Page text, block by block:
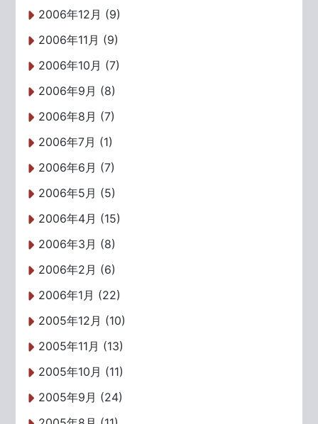
2006年12月 (9)
2006年11月 (9)
2006年10月 (7)
2006年9月 (8)
2006年8月 (7)
2006年7月 (1)
2006年6月 (7)
2006年5月 (5)
2006年4月 (15)
2006年3月 (8)
2006年2月 (6)
2006年1月 (22)
2005年12月 (10)
2005年11月 (13)
2005年10月 (11)
2005年9月 (24)